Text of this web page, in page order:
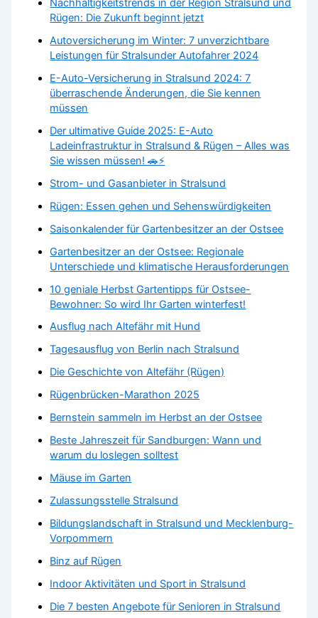
Nachhaltigkeitstrends in der Region Stralsund und
Rügen: Die Zukunft beginnt jetzt
Autoversicherung im Winter: 7 unverzichtbare
Leistungen für Stralsunder Autofahrer 2024
E-Auto-Versicherung in Stralsund 2024: 7
überraschende Änderungen, die Sie kennen
müssen
Der ultimative Guide 2025: E-Auto
Ladeinfrastruktur in Stralsund & Rügen – Alles was
Sie wissen müssen! 🚗⚡
Strom- und Gasanbieter in Stralsund
Rügen: Essen gehen und Sehenswürdigkeiten
Saisonkalender für Gartenbesitzer an der Ostsee
Gartenbesitzer an der Ostsee: Regionale
Unterschiede und klimatische Herausforderungen
10 geniale Herbst Gartentipps für Ostsee-
Bewohner: So wird Ihr Garten winterfest!
Ausflug nach Altefähr mit Hund
Tagesausflug von Berlin nach Stralsund
Die Geschichte von Altefähr (Rügen)
Rügenbrücken-Marathon 2025
Bernstein sammeln im Herbst an der Ostsee
Beste Jahreszeit für Sandburgen: Wann und
warum du loslegen solltest
Mäuse im Garten
Zulassungsstelle Stralsund
Bildungslandschaft in Stralsund und Mecklenburg-
Vorpommern
Binz auf Rügen
Indoor Aktivitäten und Sport in Stralsund
Die 7 besten Angebote für Senioren in Stralsund